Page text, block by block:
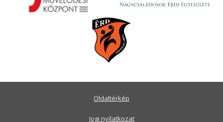
Oldaltérkép
Jogi nyilatkozat